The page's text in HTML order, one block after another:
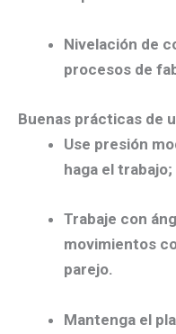
Nivelación de
procesos de
Buenas prácticas de
Use presión
haga el
Trabaje con
movimientos
parejo.
Mantenga el